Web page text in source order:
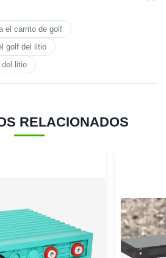
el carrito de golf
golf del litio
del litio
RELACIONADOS